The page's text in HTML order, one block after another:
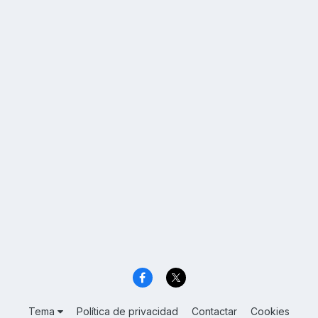
Tema Política de privacidad Contactar Cookies